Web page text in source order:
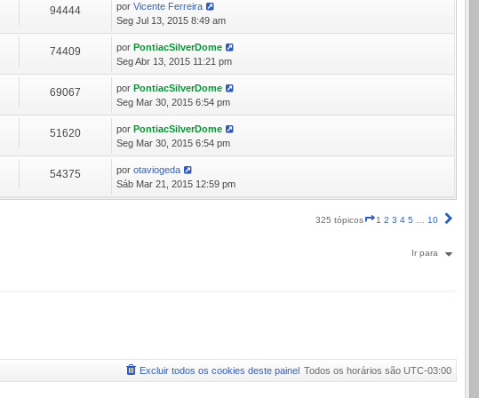
94444 porVicente Ferreira
Seg Jul 13, 2015 8:49 am
74409 porPontiacSilverDome
Seg Abr 13, 2015 11:21 pm
69067 porPontiacSilverDome
Seg Mar 30, 2015 6:54 pm
51620 porPontiacSilverDome
Seg Mar 30, 2015 6:54 pm
54375 porotaviogeda
Sáb Mar 21, 2015 12:59 pm
325 tópicos
Página
1 2 3 4 5 10
Ir para
Todos os horários são UTC-03:00
Excluir todos os cookies deste painel